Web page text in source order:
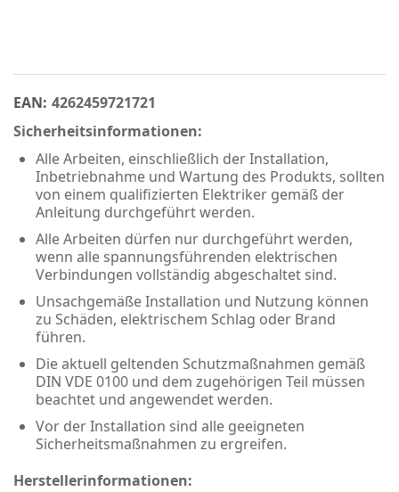
EAN: 4262459721721
Sicherheitsinformationen:
Alle Arbeiten, einschließlich der Installation,
Inbetriebnahme und Wartung des Produkts, sollten
von einem qualifizierten Elektriker gemäß der
Anleitung durchgeführt werden.
Alle Arbeiten dürfen nur durchgeführt werden,
wenn alle spannungsführenden elektrischen
Verbindungen vollständig abgeschaltet sind.
Unsachgemäße Installation und Nutzung können
zu Schäden, elektrischem Schlag oder Brand
führen.
Die aktuell geltenden Schutzmaßnahmen gemäß
DIN VDE 0100 und dem zugehörigen Teil müssen
beachtet und angewendet werden.
Vor der Installation sind alle geeigneten
Sicherheitsmaßnahmen zu ergreifen.
Herstellerinformationen: